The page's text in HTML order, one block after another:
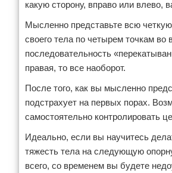
Йога и пилатес
Хоккей
Волейбол
Детский спорт
Зимние виды спорта
Тренировки дома
Спортивное питание
какую сторону, вправо или влево,
Мысленно представьте всю
своего тела по четырем точкам
последовательность
правая, то все наоборот.
После того, как вы мысленно
подстрахует на первых порах.
самостоятельно контролировать
Идеально, если вы научитесь
тяжесть тела на следующую
всего, со временем вы будете